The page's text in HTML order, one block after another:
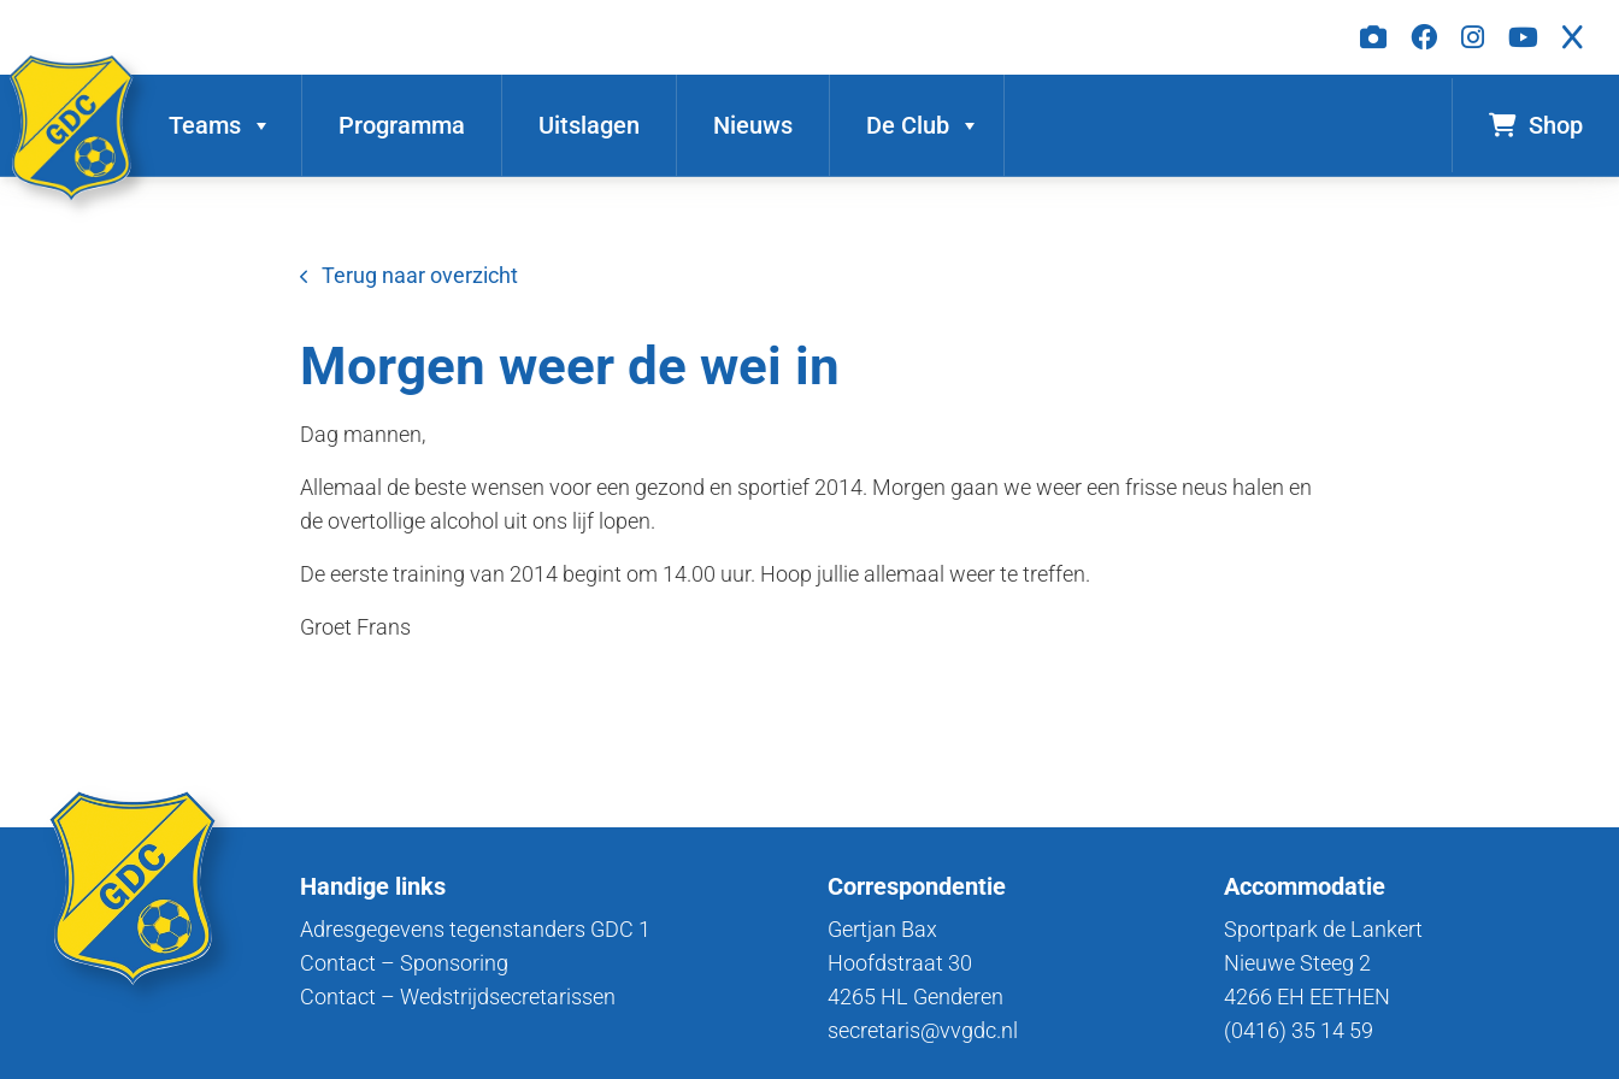
Teams Programma Uitslagen Nieuws De Club Shop
Terug naar overzicht
Morgen weer de wei in
Dag mannen,
Allemaal de beste wensen voor een gezond en sportief 2014. Morgen gaan we weer een frisse neus halen en
de overtollige alcohol uit ons lijf lopen.
De eerste training van 2014 begint om 14.00 uur. Hoop jullie allemaal weer te treffen.
Groet Frans
Handige links
Adresgegevens tegenstanders GDC 1
Contact – Sponsoring
Contact – Wedstrijdsecretarissen
Correspondentie
Gertjan Bax
Hoofdstraat 30
4265 HL Genderen
secretaris@vvgdc.nl
Accommodatie
Sportpark de Lankert
Nieuwe Steeg 2
4266 EH EETHEN
(0416) 35 14 59